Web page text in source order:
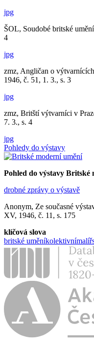
jpg
ŠOL, Soudobé britské
4
jpg
zmz, Angličan o
1946, č. 51, 1. 3., s. 3
jpg
zmz, Britští výtvarníci v
7. 3., s. 4
jpg
Pohledy do výstavy
Pohled do výstavy Britské
drobné zprávy o výstavě
Anonym, Ze současné
XV, 1946, č. 11, s. 175
klíčová slova
britské uměníkolektivní